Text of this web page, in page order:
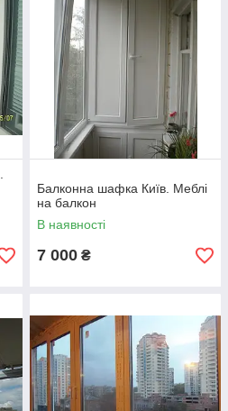
Балконна шафка Київ. Меблі
на балкон
В наявності
7 000 ₴